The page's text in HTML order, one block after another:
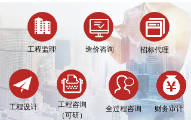
财务审计
工程监理 造价咨询 招标代理
工程咨询
（可研）
工程设计 全过程咨询